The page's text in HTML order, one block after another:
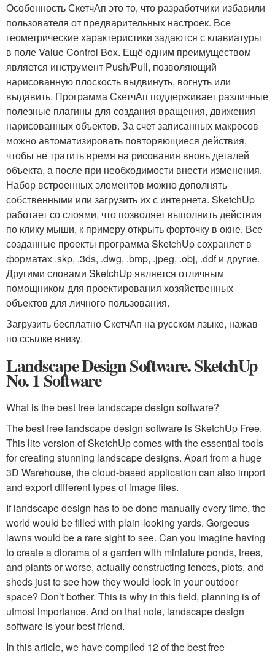
Особенность СкетчАп это то, что разработчики избавили
пользователя от предварительных настроек. Все
геометрические характеристики задаются с клавиатуры
в поле Value Control Box. Ещё одним преимуществом
является инструмент Push/Pull, позволяющий
нарисованную плоскость выдвинуть, вогнуть или
выдавить. Программа СкетчАп поддерживает различные
полезные плагины для создания вращения, движения
нарисованных объектов. За счет записанных макросов
можно автоматизировать повторяющиеся действия,
чтобы не тратить время на рисования вновь деталей
объекта, а после при необходимости внести изменения.
Набор встроенных элементов можно дополнять
собственными или загрузить их с интернета. SketchUp
работает со слоями, что позволяет выполнить действия
по клику мыши, к примеру открыть форточку в окне. Все
созданные проекты программа SketchUp сохраняет в
форматах .skp, .3ds, .dwg, .bmp, .jpeg, .obj, .ddf и другие.
Другими словами SketchUp является отличным
помощником для проектирования хозяйственных
объектов для личного пользования.
Загрузить бесплатно СкетчАп на русском языке, нажав
по ссылке внизу.
Landscape Design Software. SketchUp
No. 1 Software
What is the best free landscape design software?
The best free landscape design software is SketchUp Free.
This lite version of SketchUp comes with the essential tools
for creating stunning landscape designs. Apart from a huge
3D Warehouse, the cloud-based application can also import
and export different types of image files.
If landscape design has to be done manually every time, the
world would be filled with plain-looking yards. Gorgeous
lawns would be a rare sight to see. Can you imagine having
to create a diorama of a garden with miniature ponds, trees,
and plants or worse, actually constructing fences, plots, and
sheds just to see how they would look in your outdoor
space? Don’t bother. This is why in this field, planning is of
utmost importance. And on that note, landscape design
software is your best friend.
In this article, we have compiled 12 of the best free